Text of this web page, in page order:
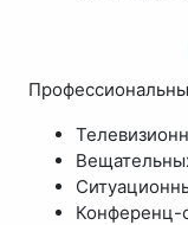
Конференц-